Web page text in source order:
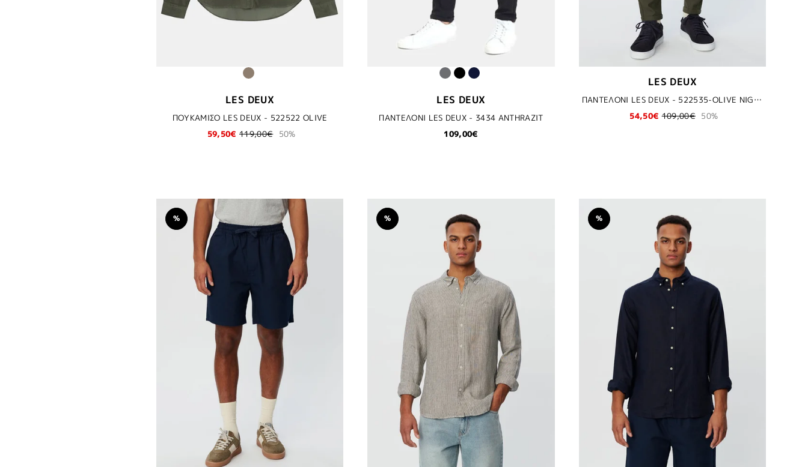
LES DEUX
ΠΟΥΚΑΜΙΣΟ LES DEUX - 522522 OLIVE
59,50€ 119,00€ 50%
LES DEUX
ΠΑΝΤΕΛΟΝΙ LES DEUX - 3434 ANTHRAZIT
109,00€
LES DEUX
ΠΑΝΤΕΛΟΝΙ LES DEUX - 522535-OLIVE NIGHT/THUME GREEN
54,50€ 109,00€ 50%
% % %